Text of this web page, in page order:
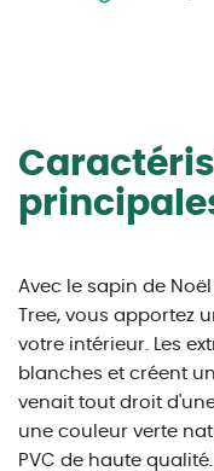
Avec le sapin de
Tree, vous apportez
votre intérieur. Les
blanches et créent
venait tout droit
une couleur verte
PVC de haute